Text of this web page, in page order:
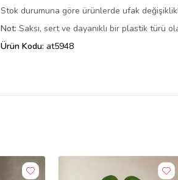
Stok durumuna göre ürünlerde ufak
Not: Saksı, sert ve dayanıklı bir plastik türü
Ürün Kodu: at5948